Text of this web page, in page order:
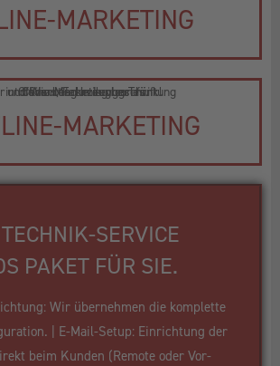
MARKETING
MARKETING
SERVICE
PAKET FÜR SIE.
Wir übernehmen die komplette
| E-Mail-Setup: Einrichtung der
beim Kunden (Remote oder Vor-